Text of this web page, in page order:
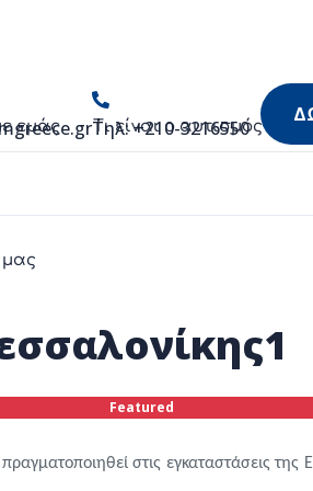
Τηλ: +210-3216550
εμάς Τι είναι ο αυτισμός
μας
Featured
στις εγκαταστάσεις